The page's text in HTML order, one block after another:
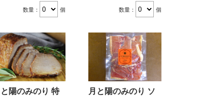
数量： 個 数量： 個
と陽のみのり 特
月と陽のみのり ソ